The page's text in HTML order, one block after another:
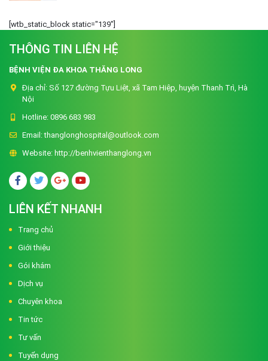
[wtb_static_block static="139"]
THÔNG TIN LIÊN HỆ
BỆNH VIỆN ĐA KHOA THĂNG LONG
Địa chỉ: Số 127 đường Tựu Liệt, xã Tam Hiệp, huyện Thanh Trì, Hà
Nội
Hotline: 0896 683 983
Email:thanglonghospital@outlook.com
Website: http://benhvienthanglong.vn
LIÊN KẾT NHANH
Trang chủ
Giới thiệu
Gói khám
Dịch vụ
Chuyên khoa
Tin tức
Tư vấn
Tuyển dụng